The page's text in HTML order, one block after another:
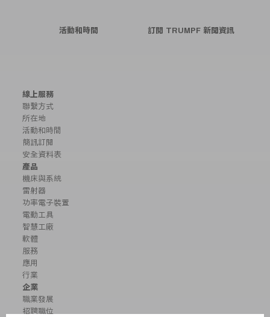
活動和時間 訂閱 TRUMPF 新聞資訊
線上服務
聯繫方式
所在地
活動和時間
簡訊訂閱
安全資料表
產品
機床與系統
雷射器
功率電子裝置
電動工具
智慧工廠
軟體
服務
應用
行業
企業
職業發展
招聘職位